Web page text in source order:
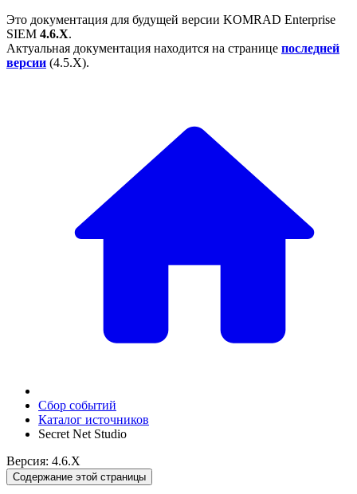
Это документация для будущей версии KOMRAD Enterprise
SIEM 4.6.X.
Актуальная документация находится на странице последней
версии (4.5.X).
Сбор событий
Каталог источников
Secret Net Studio
Версия: 4.6.X
Содержание этой страницы